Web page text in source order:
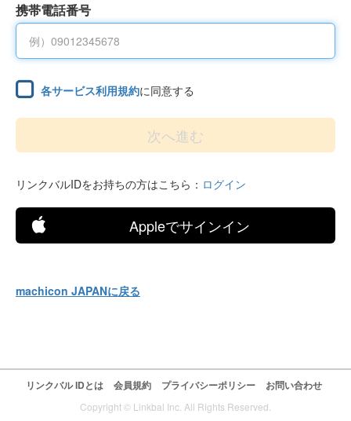
携帯電話番号
各サービス利用規約に同意する
リンクバルIDをお持ちの方はこちら： ログイン
Appleでサインイン
machicon JAPANに戻る
リンクバル IDとは 会員規約 プライバシーポリシー お問い合わせ
Copyright © Linkbal Inc. All Rights Reserved.